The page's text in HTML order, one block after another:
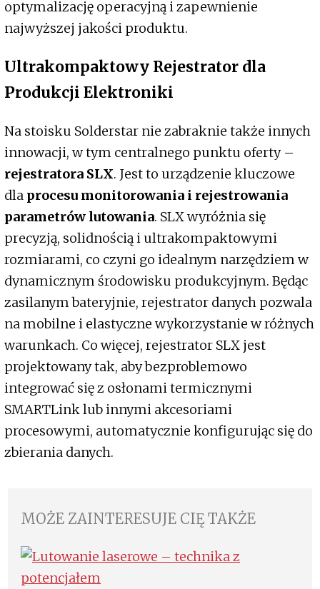
optymalizację operacyjną i zapewnienie
najwyższej jakości produktu.
Ultrakompaktowy Rejestrator dla
Produkcji Elektroniki
Na stoisku Solderstar nie zabraknie także innych
innowacji, w tym centralnego punktu oferty –
rejestratora SLX. Jest to urządzenie kluczowe
dla procesu monitorowania i rejestrowania
parametrów lutowania. SLX wyróżnia się
precyzją, solidnością i ultrakompaktowymi
rozmiarami, co czyni go idealnym narzędziem w
dynamicznym środowisku produkcyjnym. Będąc
zasilanym bateryjnie, rejestrator danych pozwala
na mobilne i elastyczne wykorzystanie w różnych
warunkach. Co więcej, rejestrator SLX jest
projektowany tak, aby bezproblemowo
integrować się z osłonami termicznymi
SMARTLink lub innymi akcesoriami
procesowymi, automatycznie konfigurując się do
zbierania danych.
MOŻE ZAINTERESUJE CIĘ TAKŻE